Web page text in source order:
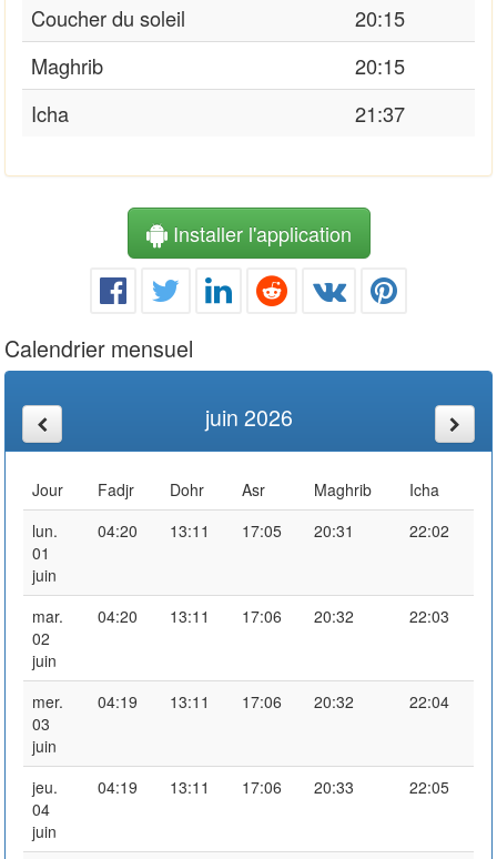
Coucher du soleil
20:15
Maghrib
20:15
Icha
21:37
Installer l'application
Calendrier mensuel
juin 2026
Jour Fadjr Dohr Asr Maghrib
Icha
lun.
01
juin
04:20 13:11 17:05 20:31 22:02
mar.
02
juin
04:20 13:11 17:06 20:32 22:03
mer.
03
juin
04:19 13:11 17:06 20:32 22:04
jeu.
04
juin
04:19 13:11 17:06 20:33 22:05